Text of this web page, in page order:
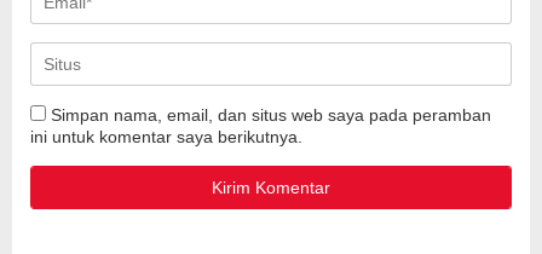
Simpan nama, email, dan situs web saya pada peramban
ini untuk komentar saya berikutnya.